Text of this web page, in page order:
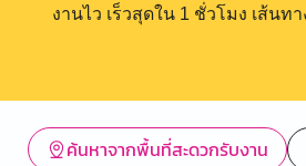
งานไว เร็วสุดใน 1 ชั่วโมง เส้น
ค้นหาจากพื้นที่สะดวกรับงาน